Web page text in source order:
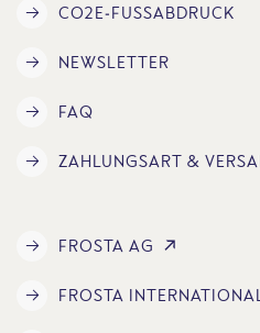
CO2E-FUSSABDRUCK
NEWSLETTER
FAQ
ZAHLUNGSART &
FROSTA AG
FROSTA